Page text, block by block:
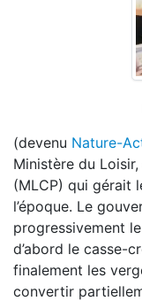
(devenu Nature-
Ministère du
(MLCP) qui gérait
l’époque. Le
progressivement
d’abord le casse-
finalement les
convertir